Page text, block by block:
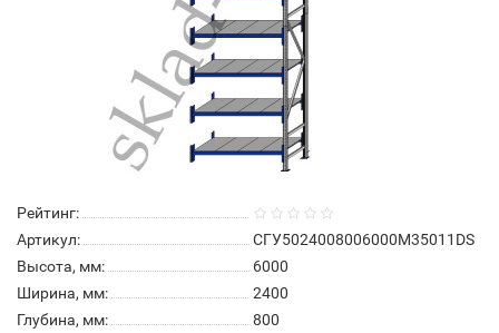
Рейтинг:
Артикул:
СГУ5024008006000М35011DS
Высота, мм:
6000
Ширина, мм:
2400
Глубина, мм:
800